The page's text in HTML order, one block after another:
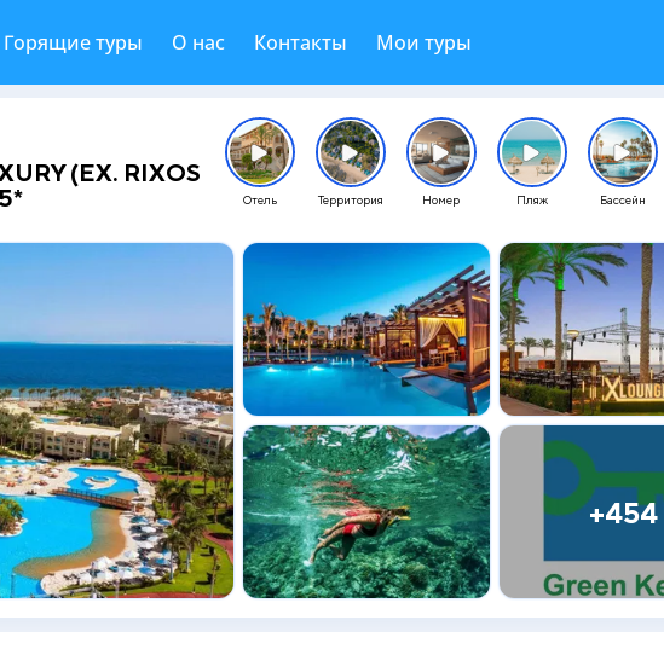
Горящие туры О нас Контакты Мои туры
(EX. RIXOS
Отель Территория Номер Пляж Бассейн
+454